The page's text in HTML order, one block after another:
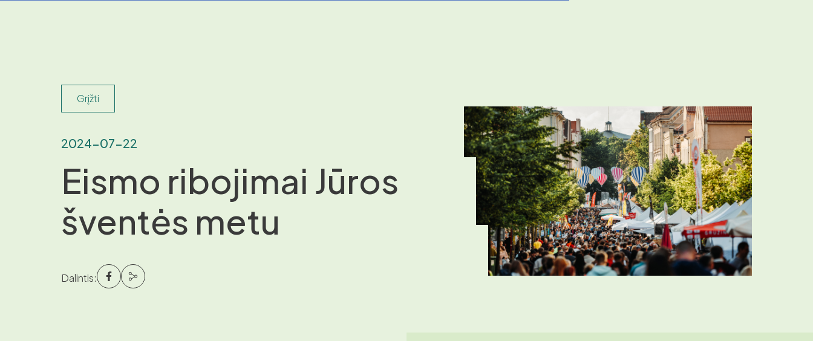
Grįžti
2024-07-22
Eismo ribojimai Jūros
šventės metu
Dalintis: